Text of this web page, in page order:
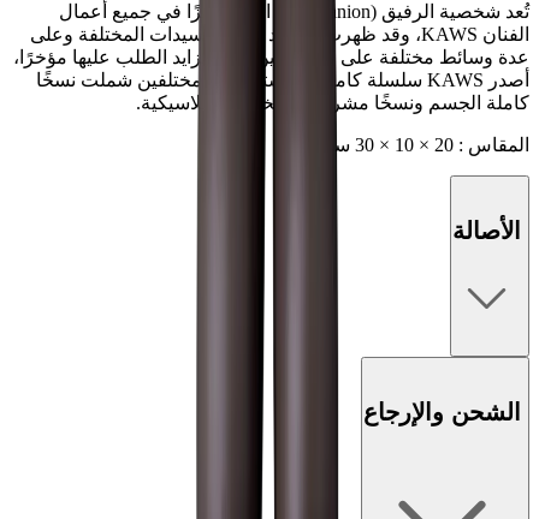
تُعد شخصية الرفيق (Companion) الأكثر تميزًا في جميع أعمال
الفنان KAWS، وقد ظهرت بالعديد من التجسيدات المختلفة وعلى
عدة وسائط مختلفة على مر السنين. وبعد تزايد الطلب عليها مؤخرًا،
أصدر KAWS سلسلة كاملة من ستة رفاق مختلفين شملت نسخًا
كاملة الجسم ونسخًا مشرحة للشخصية الكلاسيكية.
المقاس : 20 × 10 × 30 سم
الأصالة
الشحن والإرجاع